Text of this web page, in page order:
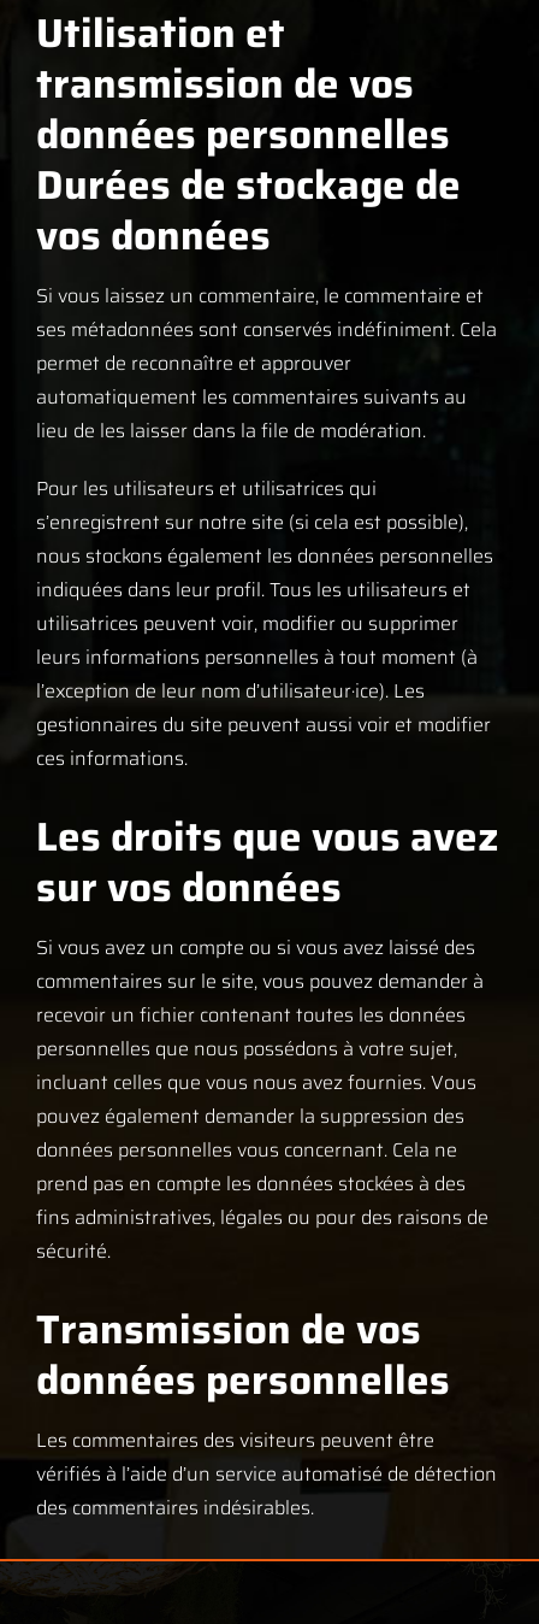
Utilisation et
transmission de vos
données personnelles
Durées de stockage de
vos données
Si vous laissez un commentaire, le commentaire et
ses métadonnées sont conservés indéfiniment. Cela
permet de reconnaître et approuver
automatiquement les commentaires suivants au
lieu de les laisser dans la file de modération.
Pour les utilisateurs et utilisatrices qui
s’enregistrent sur notre site (si cela est possible),
nous stockons également les données personnelles
indiquées dans leur profil. Tous les utilisateurs et
utilisatrices peuvent voir, modifier ou supprimer
leurs informations personnelles à tout moment (à
l’exception de leur nom d’utilisateur·ice). Les
gestionnaires du site peuvent aussi voir et modifier
ces informations.
Les droits que vous avez
sur vos données
Si vous avez un compte ou si vous avez laissé des
commentaires sur le site, vous pouvez demander à
recevoir un fichier contenant toutes les données
personnelles que nous possédons à votre sujet,
incluant celles que vous nous avez fournies. Vous
pouvez également demander la suppression des
données personnelles vous concernant. Cela ne
prend pas en compte les données stockées à des
fins administratives, légales ou pour des raisons de
sécurité.
Transmission de vos
données personnelles
Les commentaires des visiteurs peuvent être
vérifiés à l’aide d’un service automatisé de détection
des commentaires indésirables.